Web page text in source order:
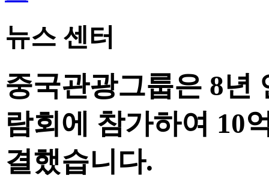
뉴스 센터
중국관광그룹은 8년
람회에 참가하여 10
결했습니다.